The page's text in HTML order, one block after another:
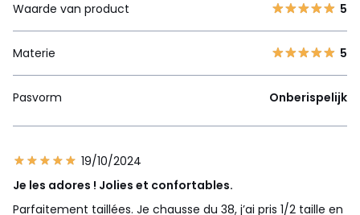
Waarde van product
5
Materie 5
Pasvorm Onberispelijk
19/10/2024
Je les adores ! Jolies et confortables.
Parfaitement taillées. Je chausse du 38, j’ai pris 1/2 taille en